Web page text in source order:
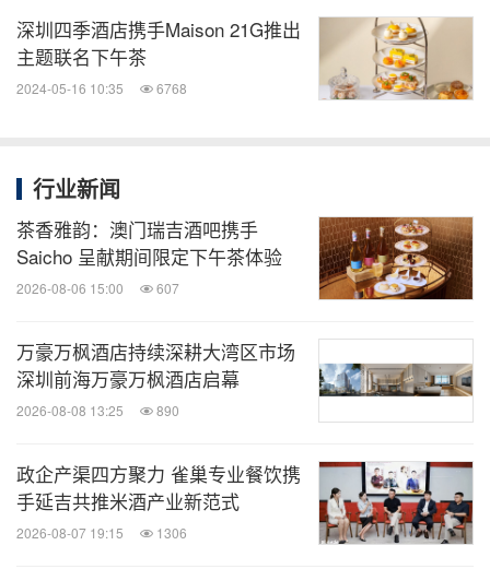
深圳四季酒店携手Maison 21G推出
主题联名下午茶
2024-05-16 10:35 6768
行业新闻
茶香雅韵：澳门瑞吉酒吧携手
Saicho 呈献期间限定下午茶体验
2026-08-06 15:00 607
万豪万枫酒店持续深耕大湾区市场
深圳前海万豪万枫酒店启幕
2026-08-08 13:25 890
政企产渠四方聚力 雀巢专业餐饮携
手延吉共推米酒产业新范式
2026-08-07 19:15 1306